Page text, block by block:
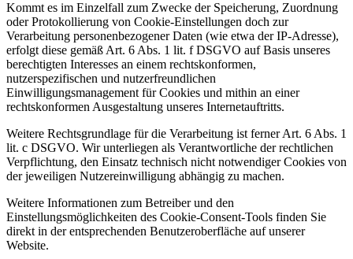
Kommt es im Einzelfall zum Zwecke der Speicherung, Zuordnung
oder Protokollierung von Cookie-Einstellungen doch zur
Verarbeitung personenbezogener Daten (wie etwa der IP-Adresse),
erfolgt diese gemäß Art. 6 Abs. 1 lit. f DSGVO auf Basis unseres
berechtigten Interesses an einem rechtskonformen,
nutzerspezifischen und nutzerfreundlichen
Einwilligungsmanagement für Cookies und mithin an einer
rechtskonformen Ausgestaltung unseres Internetauftritts.
Weitere Rechtsgrundlage für die Verarbeitung ist ferner Art. 6 Abs. 1
lit. c DSGVO. Wir unterliegen als Verantwortliche der rechtlichen
Verpflichtung, den Einsatz technisch nicht notwendiger Cookies von
der jeweiligen Nutzereinwilligung abhängig zu machen.
Weitere Informationen zum Betreiber und den
Einstellungsmöglichkeiten des Cookie-Consent-Tools finden Sie
direkt in der entsprechenden Benutzeroberfläche auf unserer
Website.